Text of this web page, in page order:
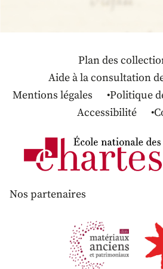
Plan des
Aide à la consultation
Mentions légales
Politique
Accessibilité
Nos partenaires